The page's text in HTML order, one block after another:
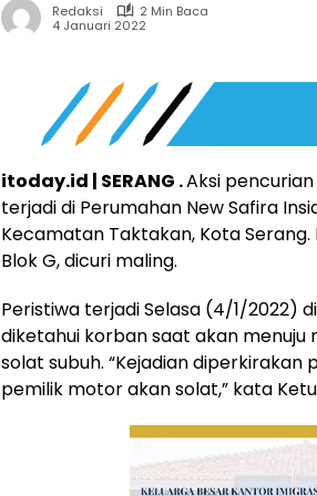
Redaksi
2 Min Baca
4 Januari 2022
itoday.id | SERANG .Aksi
terjadi di Perumahan New Safira
Kecamatan Taktakan, Kota
Blok G, dicuri maling.
Peristiwa terjadi Selasa (4/1/2022)
diketahui korban saat akan menuju
solat subuh. “Kejadian diperkirakan
pemilik motor akan solat,” kata